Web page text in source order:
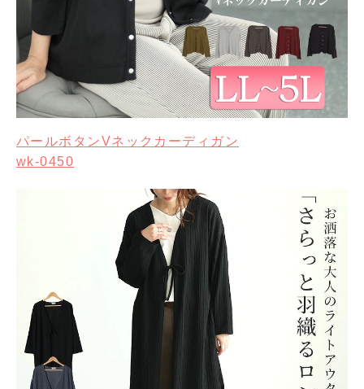
パールボタンVネックカーディガン
wk-0450